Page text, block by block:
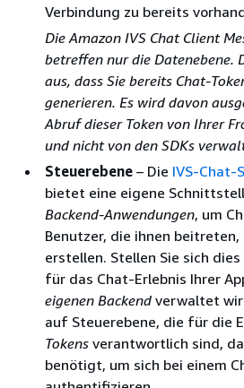
Verbindung zu bereits
Die Amazon IVS Chat Client
betreffen nur die Datenebene.
aus, dass Sie bereits Chat-
generieren. Es wird davon
Abruf dieser Token von Ihrer
und nicht von den SDKs
Steuerebene – Die IVS-Chat-
bietet eine eigene
Backend-Anwendungen, um
Benutzer, die ihnen
erstellen. Stellen Sie sich
für das Chat-Erlebnis Ihrer
eigenen Backend verwaltet
auf Steuerebene, die für die
Tokens verantwortlich sind,
benötigt, um sich bei einem